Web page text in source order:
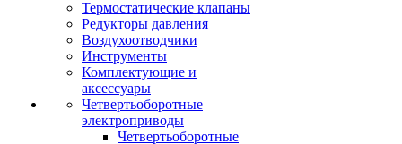
Термостатические клапаны
Редукторы давления
Воздухоотводчики
Инструменты
Комплектующие и
аксессуары
Четвертьоборотные
электроприводы
Четвертьоборотные